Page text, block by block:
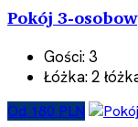
Pokój 3-
Gości:3
Łóżka:2
Od 180 PLN